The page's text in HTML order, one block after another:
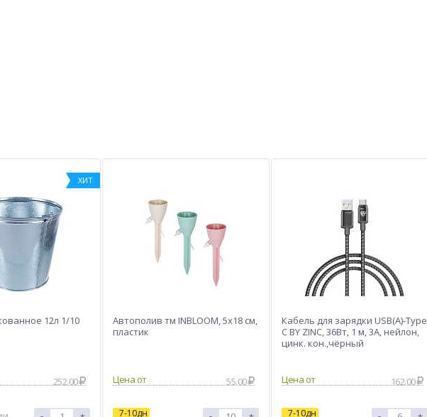
ХИТ
12л 1/10
252.00
Автополив тм INBLOOM, 5х18 см,
пластик
55.00
7-10дн
Кабель для зарядки USB(A)-Type
C BY ZINC, 36Вт, 1 м, 3A, нейлон,
цинк. кон.,чёрный
162.00
7-10дн